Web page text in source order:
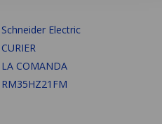
Schneider Electric
CURIER
LA COMANDA
RM35HZ21FM